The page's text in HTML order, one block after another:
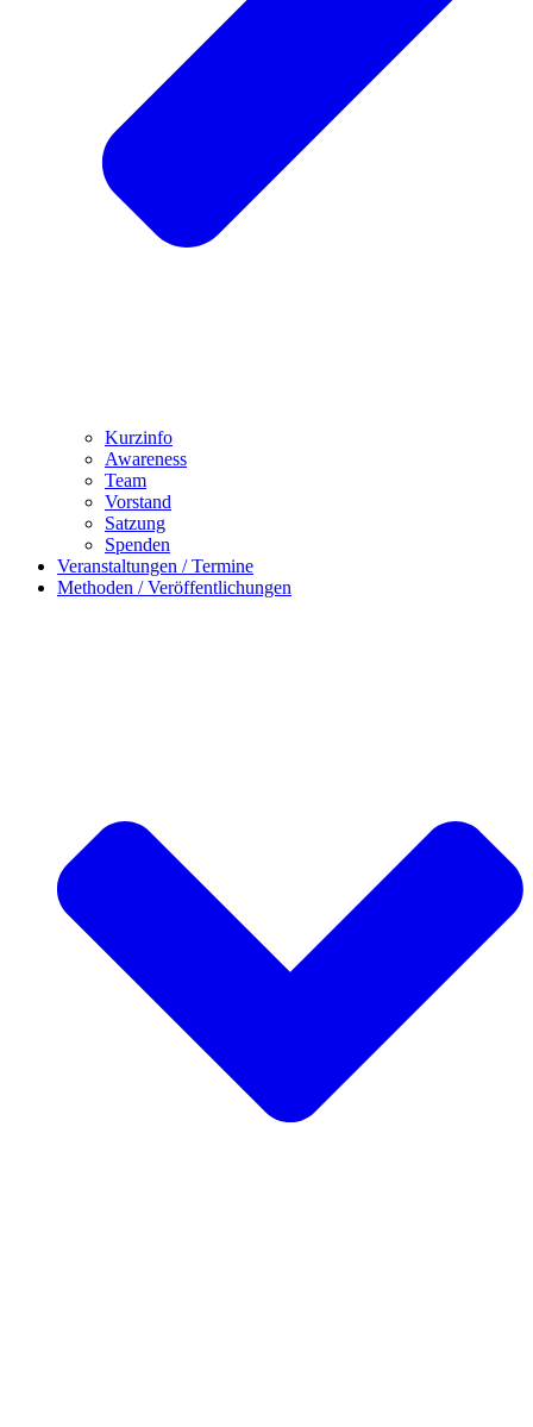
Kurzinfo
Awareness
Team
Vorstand
Satzung
Spenden
Veranstaltungen / Termine
Methoden / Veröffentlichungen